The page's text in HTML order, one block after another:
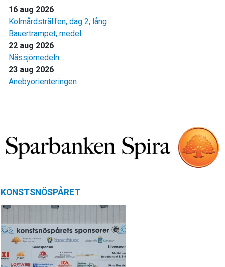
16 aug 2026
Kolmårdsträffen, dag 2, lång
Bauertrampet, medel
22 aug 2026
Nässjömedeln
23 aug 2026
Anebyorienteringen
KONSTSNÖSPÅRET